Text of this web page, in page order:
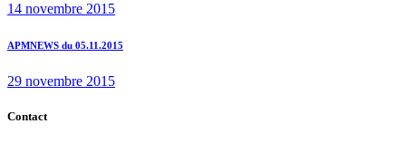
14 novembre 2015
Next
APMNEWS du 05.11.2015
29 novembre 2015
Contact